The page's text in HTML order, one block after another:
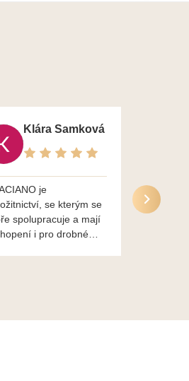
Klára Samková
je
se kterým se
spolupracuje a mají
i pro drobné
Služby
jsou po